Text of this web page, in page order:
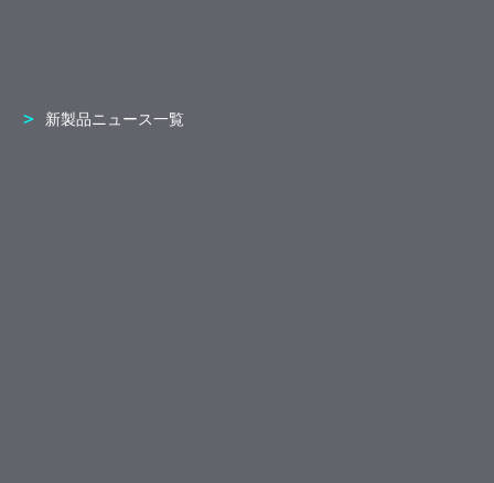
新製品ニュース一覧